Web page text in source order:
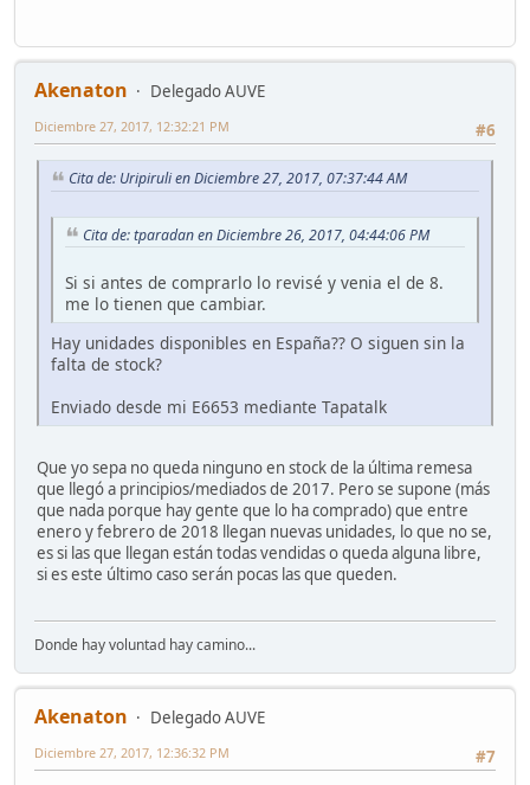
Akenaton
Delegado AUVE
#6
Diciembre 27, 2017, 12:32:21 PM
Cita de: Uripiruli en Diciembre 27, 2017, 07:37:44 AM
Cita de: tparadan en Diciembre 26, 2017, 04:44:06 PM
Si si antes de comprarlo lo revisé y venia el de 8.
me lo tienen que cambiar.
Hay unidades disponibles en España?? O siguen sin la
falta de stock?
Enviado desde mi E6653 mediante Tapatalk
Que yo sepa no queda ninguno en stock de la última remesa
que llegó a principios/mediados de 2017. Pero se supone (más
que nada porque hay gente que lo ha comprado) que entre
enero y febrero de 2018 llegan nuevas unidades, lo que no se,
es si las que llegan están todas vendidas o queda alguna libre,
si es este último caso serán pocas las que queden.
Donde hay voluntad hay camino...
Akenaton
Delegado AUVE
#7
Diciembre 27, 2017, 12:36:32 PM